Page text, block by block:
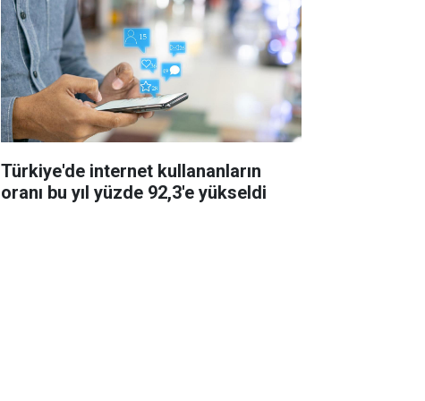
Türkiye'de internet kullananların
oranı bu yıl yüzde 92,3'e yükseldi